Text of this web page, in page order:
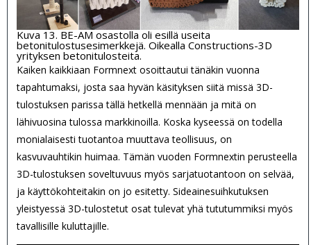
Kuva 13. BE-AM osastolla oli esillä useita
betonitulostusesimerkkejä. Oikealla Constructions-3D
yrityksen betonitulosteita.
Kaiken kaikkiaan Formnext osoittautui tänäkin vuonna
tapahtumaksi, josta saa hyvän käsityksen siitä missä 3D-
tulostuksen parissa tällä hetkellä mennään ja mitä on
lähivuosina tulossa markkinoilla. Koska kyseessä on todella
monialaisesti tuotantoa muuttava teollisuus, on
kasvuvauhtikin huimaa. Tämän vuoden Formnextin perusteella
3D-tulostuksen soveltuvuus myös sarjatuotantoon on selvää,
ja käyttökohteitakin on jo esitetty. Sideainesuihkutuksen
yleistyessä 3D-tulostetut osat tulevat yhä tututummiksi myös
tavallisille kuluttajille.